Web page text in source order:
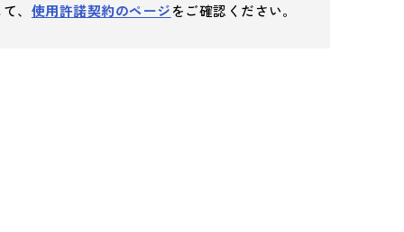
、 使用許諾契約のページをご確認ください。